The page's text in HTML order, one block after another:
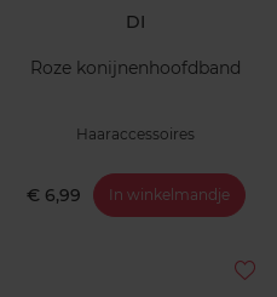
DI
Roze konijnenhoofdband
Haaraccessoires
€ 6,99 In winkelmandje